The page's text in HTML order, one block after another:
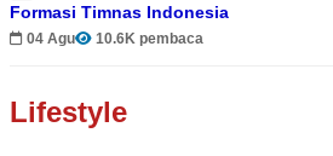
Formasi Timnas Indonesia
04 Agu 10.6K pembaca
Lifestyle